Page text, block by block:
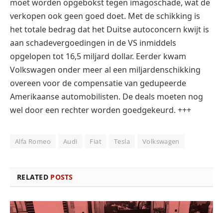
moet worden opgebokst tegen imagoschade, wat de
verkopen ook geen goed doet. Met de schikking is
het totale bedrag dat het Duitse autoconcern kwijt is
aan schadevergoedingen in de VS inmiddels
opgelopen tot 16,5 miljard dollar. Eerder kwam
Volkswagen onder meer al een miljardenschikking
overeen voor de compensatie van gedupeerde
Amerikaanse automobilisten. De deals moeten nog
wel door een rechter worden goedgekeurd. +++
Alfa Romeo Audi Fiat Tesla Volkswagen
RELATED POSTS